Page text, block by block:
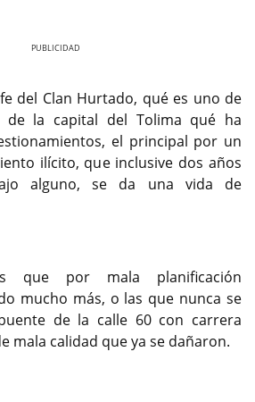
del Clan Hurtado, qué es uno de
de la capital del Tolima qué ha
el principal por un
ilícito, que inclusive dos años
alguno, se da una vida de
que por mala planificación
mucho más, o las que nunca se
de la calle 60 con carrera
mala calidad que ya se dañaron.